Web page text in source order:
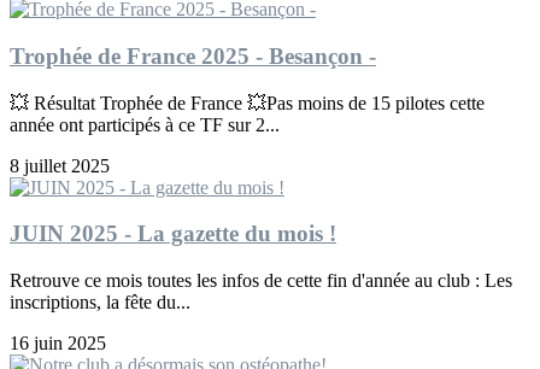
Trophée de France 2025 - Besançon -
💥 Résultat Trophée de France 💥Pas moins de 15 pilotes cette
année ont participés à ce TF sur 2...
8 juillet 2025
JUIN 2025 - La gazette du mois !
Retrouve ce mois toutes les infos de cette fin d'année au club : Les
inscriptions, la fête du...
16 juin 2025